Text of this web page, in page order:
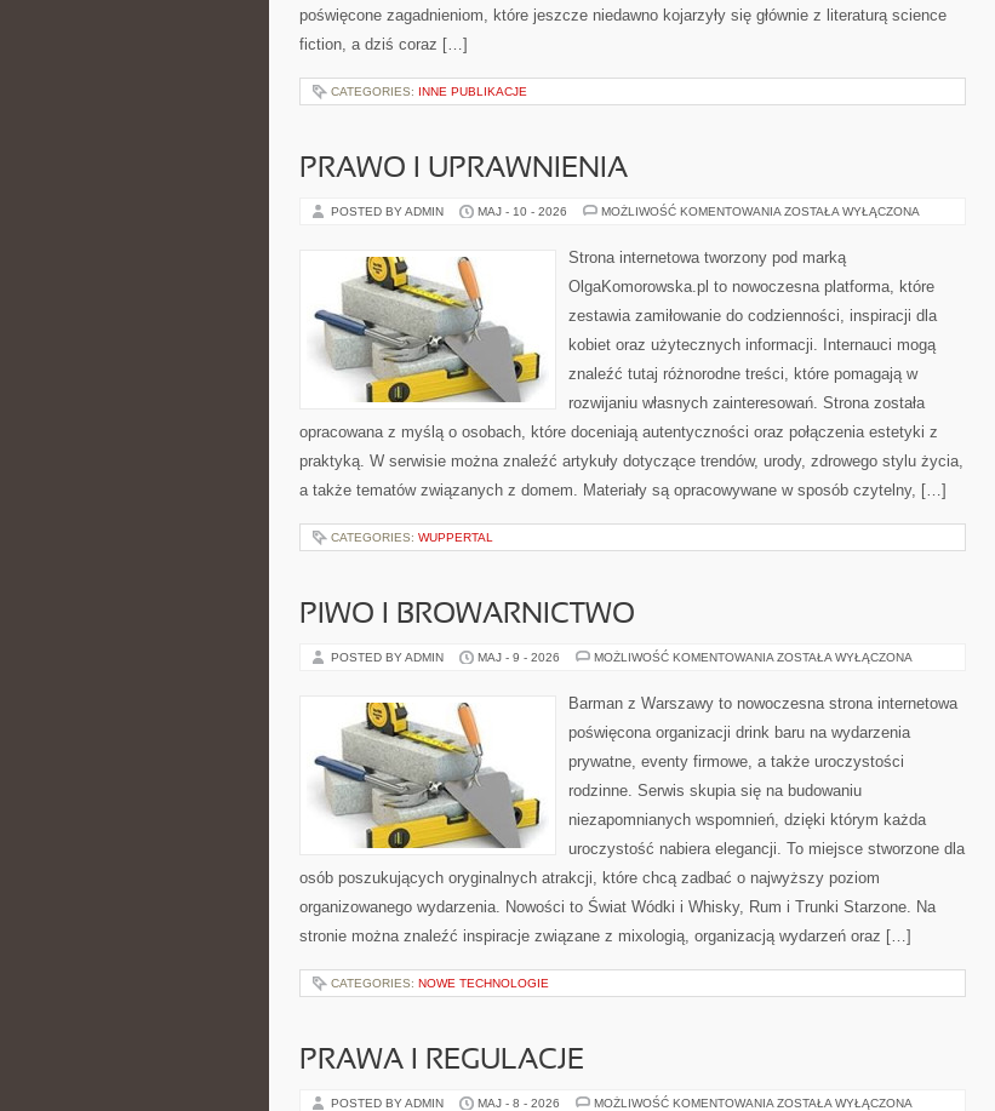
poświęcone zagadnieniom, które jeszcze niedawno kojarzyły się głównie z literaturą science
fiction, a dziś coraz […]
CATEGORIES: INNE PUBLIKACJE
PRAWO I UPRAWNIENIA
POSTED BY ADMIN MAJ - 10 - 2026 MOŻLIWOŚĆ KOMENTOWANIA PRAWO
ZOSTAŁA WYŁĄCZONA
Strona internetowa tworzony pod marką
OlgaKomorowska.pl to nowoczesna platforma, które
zestawia zamiłowanie do codzienności, inspiracji dla
kobiet oraz użytecznych informacji. Internauci mogą
znaleźć tutaj różnorodne treści, które pomagają w
rozwijaniu własnych zainteresowań. Strona została
opracowana z myślą o osobach, które doceniają autentyczności oraz połączenia estetyki z
praktyką. W serwisie można znaleźć artykuły dotyczące trendów, urody, zdrowego stylu życia,
a także tematów związanych z domem. Materiały są opracowywane w sposób czytelny, […]
CATEGORIES: WUPPERTAL
PIWO I BROWARNICTWO
POSTED BY ADMIN MAJ - 9 - 2026 MOŻLIWOŚĆ KOMENTOWANIA PIWO
ZOSTAŁA WYŁĄCZONA
Barman z Warszawy to nowoczesna strona internetowa
poświęcona organizacji drink baru na wydarzenia
prywatne, eventy firmowe, a także uroczystości
rodzinne. Serwis skupia się na budowaniu
niezapomnianych wspomnień, dzięki którym każda
uroczystość nabiera elegancji. To miejsce stworzone dla
osób poszukujących oryginalnych atrakcji, które chcą zadbać o najwyższy poziom
organizowanego wydarzenia. Nowości to Świat Wódki i Whisky, Rum i Trunki Starzone. Na
stronie można znaleźć inspiracje związane z mixologią, organizacją wydarzeń oraz […]
CATEGORIES: NOWE TECHNOLOGIE
PRAWA I REGULACJE
POSTED BY ADMIN MAJ - 8 - 2026 MOŻLIWOŚĆ KOMENTOWANIA PRAWA
ZOSTAŁA WYŁĄCZONA